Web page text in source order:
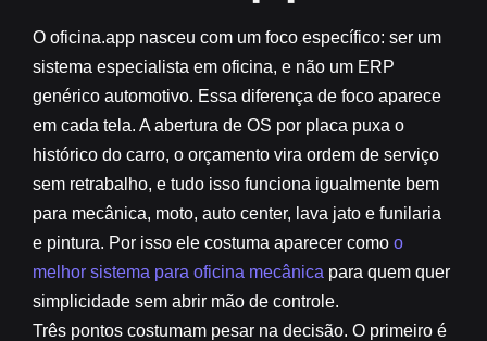
O oficina.app nasceu com um foco específico: ser um
sistema especialista em oficina, e não um ERP
genérico automotivo. Essa diferença de foco aparece
em cada tela. A abertura de OS por placa puxa o
histórico do carro, o orçamento vira ordem de serviço
sem retrabalho, e tudo isso funciona igualmente bem
para mecânica, moto, auto center, lava jato e funilaria
e pintura. Por isso ele costuma aparecer como o
melhor sistema para oficina mecânica para quem quer
simplicidade sem abrir mão de controle.
Três pontos costumam pesar na decisão. O primeiro é